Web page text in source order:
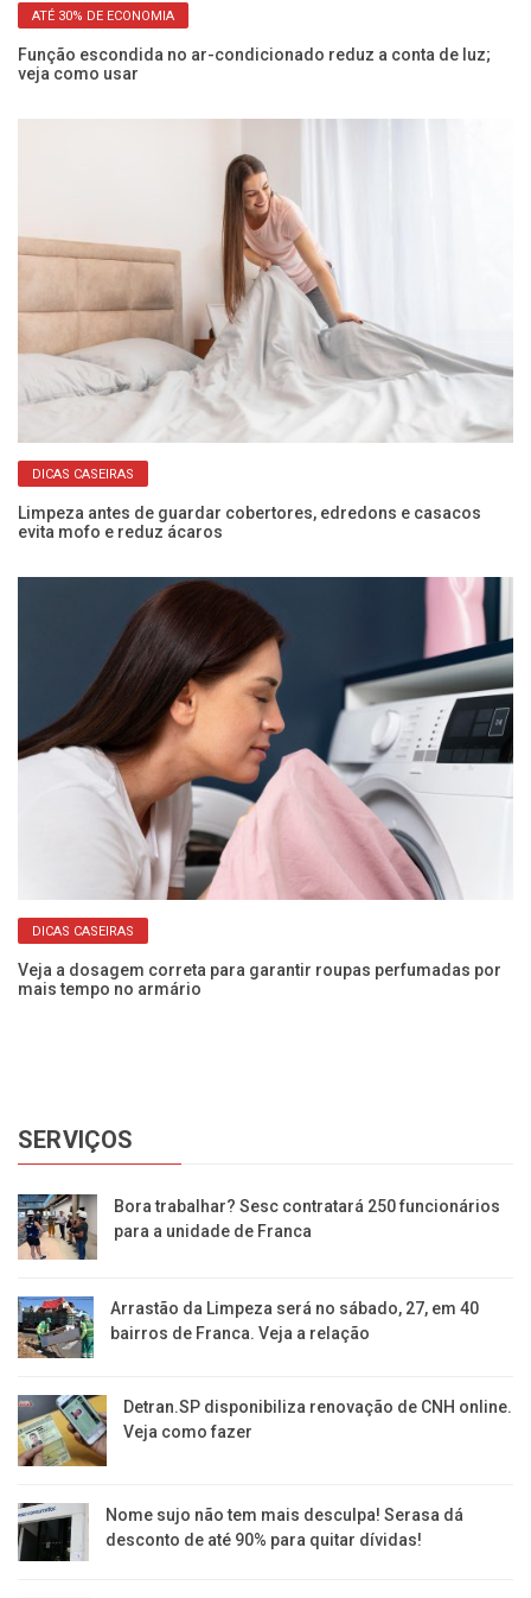
ATÉ 30% DE ECONOMIA
Função escondida no ar-condicionado reduz a conta de luz;
veja como usar
DICAS CASEIRAS
Limpeza antes de guardar cobertores, edredons e casacos
evita mofo e reduz ácaros
DICAS CASEIRAS
Veja a dosagem correta para garantir roupas perfumadas por
mais tempo no armário
SERVIÇOS
Bora trabalhar? Sesc contratará 250 funcionários
para a unidade de Franca
Arrastão da Limpeza será no sábado, 27, em 40
bairros de Franca. Veja a relação
Detran.SP disponibiliza renovação de CNH online.
Veja como fazer
Nome sujo não tem mais desculpa! Serasa dá
desconto de até 90% para quitar dívidas!